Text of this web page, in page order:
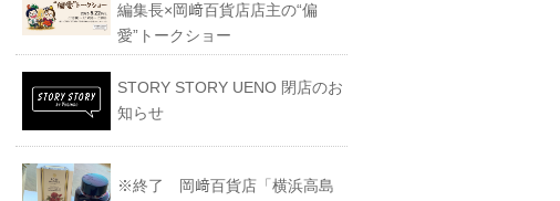
編集長×岡﨑百貨店店主の“偏
愛”トークショー
STORY STORY UENO 閉店のお
知らせ
※終了 岡﨑百貨店「横浜高島